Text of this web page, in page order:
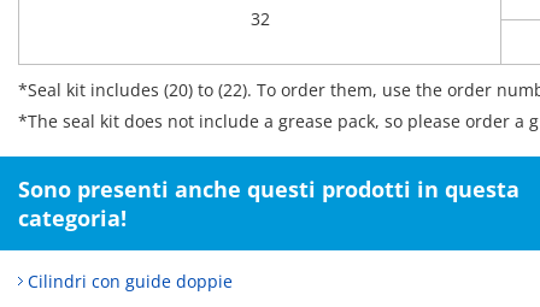
32
*Seal kit includes (20) to (22). To order them, use the order
*The seal kit does not include a grease pack, so please order a
Sono presenti anche questi prodotti in questa
categoria!
Cilindri con guide doppie